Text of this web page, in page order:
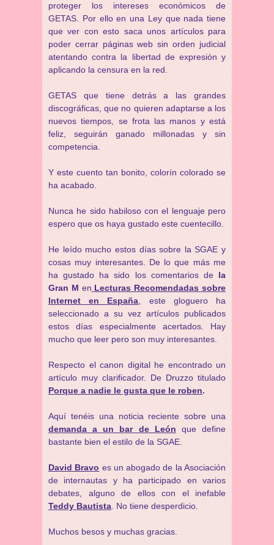
proteger los intereses económicos de
GETAS. Por ello en una Ley que nada tiene
que ver con esto saca unos artículos para
poder cerrar páginas web sin orden judicial
atentando contra la libertad de expresión y
aplicando la censura en la red.
GETAS que tiene detrás a las grandes
discográficas, que no quieren adaptarse a los
nuevos tiempos, se frota las manos y está
feliz, seguirán ganado millonadas y sin
competencia.
Y este cuento tan bonito, colorín colorado se
ha acabado.
Nunca he sido habiloso con el lenguaje pero
espero que os haya gustado este cuentecillo.
He leído mucho estos días sobre la SGAE y
cosas muy interesantes. De lo que más me
ha gustado ha sido los comentarios de la
Gran M en Lecturas Recomendadas sobre
Internet en España , este gloguero ha
seleccionado a su vez artículos publicados
estos días especialmente acertados. Hay
mucho que leer pero son muy interesantes.
Respecto el canon digital he encontrado un
artículo muy clarificador. De Druzzo titulado
Porque a nadie le gusta que le roben.
Aquí tenéis una noticia reciente sobre una
demanda a un bar de León que define
bastante bien el estilo de la SGAE.
David Bravo es un abogado de la Asociación
de internautas y ha participado en varios
debates, alguno de ellos con el inefable
Teddy Bautista . No tiene desperdicio.
Muchos besos y muchas gracias.